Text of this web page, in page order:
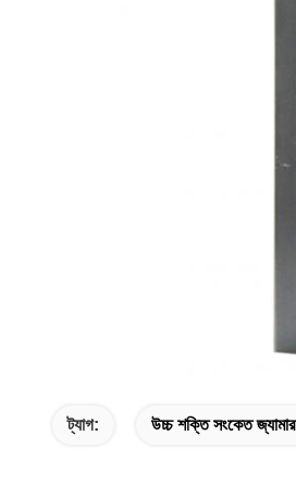
ট্যাগ: উচ্চ শক্তি সংকেত জ্যামার